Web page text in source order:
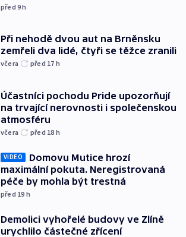
před 9h
Při nehodě dvou aut na Brněnsku
zemřeli dva lidé, čtyři se těžce zranili
včera před 17 h
Účastníci pochodu Pride upozorňují
na trvající nerovnosti i společenskou
atmosféru
včera před 18 h
VIDEO
Domovu Mutice hrozí
maximální pokuta. Neregistrovaná
péče by mohla být trestná
před 19 h
Demolici vyhořelé budovy ve Zlíně
urychlilo částečné zřícení